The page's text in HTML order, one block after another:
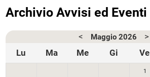
Archivio Avvisi ed Eventi
< Maggio 2026
>
Lu
Ma Me Gi Ve
1